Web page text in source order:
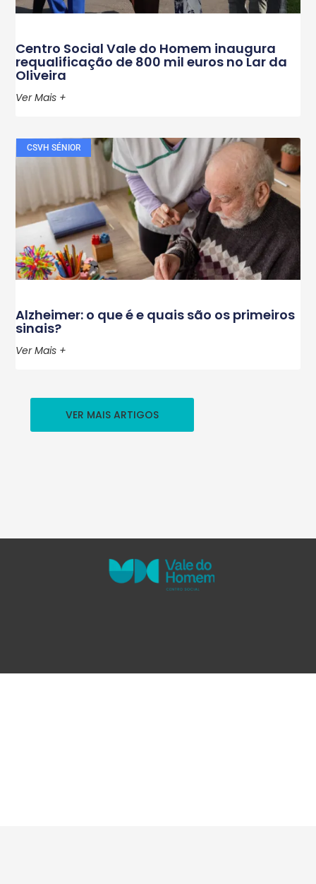
Centro Social Vale do Homem inaugura
requalificação de 800 mil euros no Lar da
Oliveira
Ver Mais +
CSVH SÉNIOR
Alzheimer: o que é e quais são os primeiros
sinais?
Ver Mais +
VER MAIS ARTIGOS